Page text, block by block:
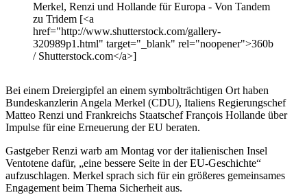
Merkel, Renzi und Hollande für Europa - Von Tandem
zu Tridem [<a
href="http://www.shutterstock.com/gallery-
320989p1.html" target="_blank" rel="noopener">360b
/ Shutterstock.com</a>]
Bei einem Dreiergipfel an einem symbolträchtigen Ort haben
Bundeskanzlerin Angela Merkel (CDU), Italiens Regierungschef
Matteo Renzi und Frankreichs Staatschef François Hollande über
Impulse für eine Erneuerung der EU beraten.
Gastgeber Renzi warb am Montag vor der italienischen Insel
Ventotene dafür, „eine bessere Seite in der EU-Geschichte“
aufzuschlagen. Merkel sprach sich für ein größeres gemeinsames
Engagement beim Thema Sicherheit aus.